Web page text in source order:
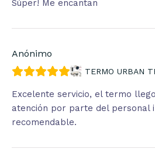
Súper! Me encantan
Anónimo
TERMO URBAN
Excelente servicio, el termo
atención por parte del personal
recomendable.